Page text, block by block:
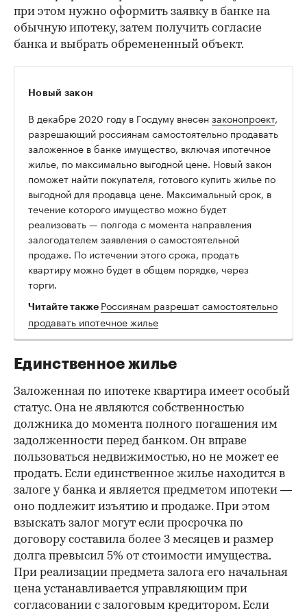
при этом нужно оформить заявку в банке на
обычную ипотеку, затем получить согласие
банка и выбрать обремененный объект.
Новый закон
В декабре 2020 году в Госдуму внесен законопроект,
разрешающий россиянам самостоятельно продавать
заложенное в банке имущество, включая ипотечное
жилье, по максимально выгодной цене. Новый закон
поможет найти покупателя, готового купить жилье по
выгодной для продавца цене. Максимальный срок, в
течение которого имущество можно будет
реализовать — полгода с момента направления
залогодателем заявления о самостоятельной
продаже. По истечении этого срока, продать
квартиру можно будет в общем порядке, через
торги.
Читайте также Россиянам разрешат самостоятельно
продавать ипотечное жилье
Единственное жилье
Заложенная по ипотеке квартира имеет особый
статус. Она не являются собственностью
должника до момента полного погашения им
задолженности перед банком. Он вправе
пользоваться недвижимостью, но не может ее
продать. Если единственное жилье находится в
залоге у банка и является предметом ипотеки —
оно подлежит изъятию и продаже. При этом
взыскать залог могут если просрочка по
договору составила более 3 месяцев и размер
долга превысил 5% от стоимости имущества.
При реализации предмета залога его начальная
цена устанавливается управляющим при
согласовании с залоговым кредитором. Если